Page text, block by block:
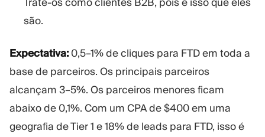
são.
Expectativa:0,5–1% de cliques para FTD em toda a
base de parceiros. Os principais parceiros
alcançam 3–5%. Os parceiros menores ficam
abaixo de 0,1%. Com um CPA de $400 em uma
geografia de Tier 1 e 18% de leads para FTD, isso é